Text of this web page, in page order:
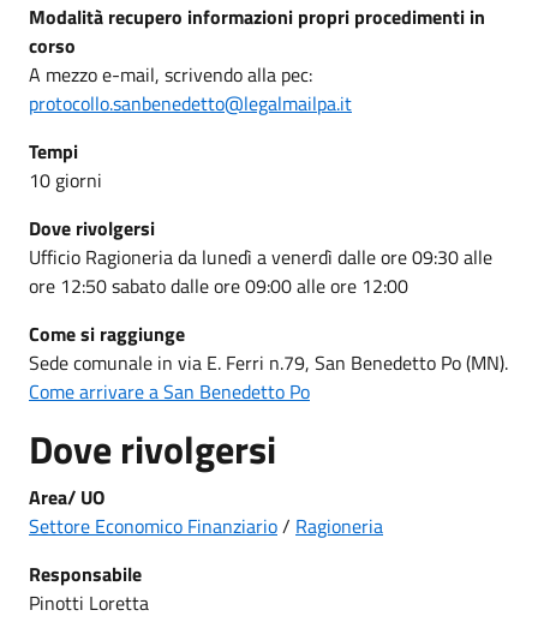
Modalità recupero informazioni propri procedimenti in
corso
A mezzo e-mail, scrivendo alla pec:
protocollo.sanbenedetto@legalmailpa.it
Tempi
10 giorni
Dove rivolgersi
Ufficio Ragioneria da lunedì a venerdì dalle ore 09:30 alle
ore 12:50 sabato dalle ore 09:00 alle ore 12:00
Come si raggiunge
Sede comunale in via E. Ferri n.79, San Benedetto Po (MN).
Come arrivare a San Benedetto Po
Dove rivolgersi
Area/ UO
Settore Economico Finanziario/ Ragioneria
Responsabile
Pinotti Loretta